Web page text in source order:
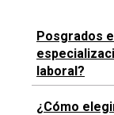
Posgrados
laboral?
¿Cómo